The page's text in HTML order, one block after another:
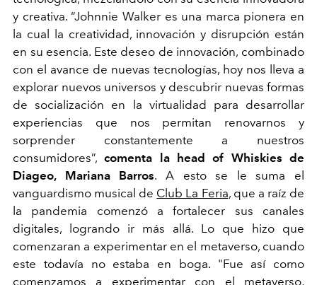
y creativa. “Johnnie Walker es una marca pionera en
la cual la creatividad, innovación y disrupción están
en su esencia. Este deseo de innovación, combinado
con el avance de nuevas tecnologías, hoy nos lleva a
explorar nuevos universos y descubrir nuevas formas
de socialización en la virtualidad para desarrollar
experiencias que nos permitan renovarnos y
sorprender constantemente a nuestros
consumidores”,comenta la head of Whiskies de
Diageo, Mariana Barros. A esto se le suma el
vanguardismo musical de Club La Feria, que a raíz de
la pandemia comenzó a fortalecer sus canales
digitales, logrando ir más allá. Lo que hizo que
comenzaran a experimentar en el metaverso, cuando
este todavía no estaba en boga. "Fue así como
comenzamos a experimentar con el metaverso,